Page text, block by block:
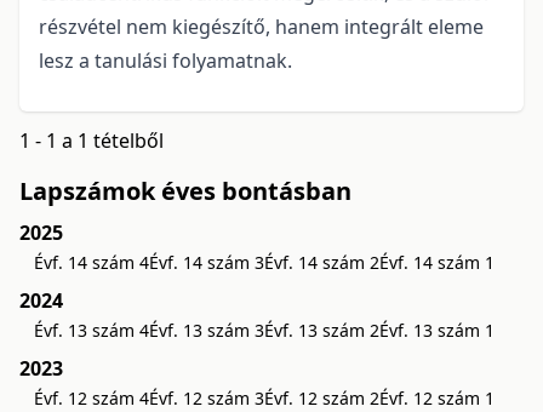
részvétel nem kiegészítő, hanem integrált eleme
lesz a tanulási folyamatnak.
1 - 1 a 1 tételből
Lapszámok éves bontásban
2025
Évf. 14 szám 4Évf. 14 szám 3Évf. 14 szám 2Évf. 14 szám 1
2024
Évf. 13 szám 4Évf. 13 szám 3Évf. 13 szám 2Évf. 13 szám 1
2023
Évf. 12 szám 4Évf. 12 szám 3Évf. 12 szám 2Évf. 12 szám 1